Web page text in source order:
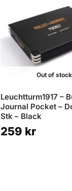
Out of stock
Leuchtturm1917 –
Journal Pocket –
Stk – Black
259 kr